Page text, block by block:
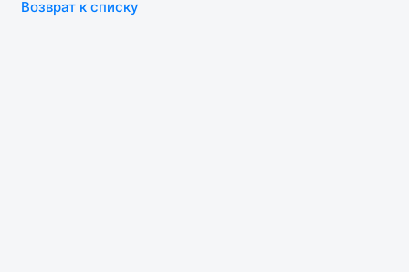
Возврат к списку